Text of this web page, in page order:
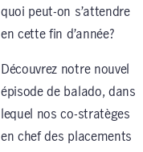
quoi peut-on s’attendre
en cette fin d’année?
Découvrez notre nouvel
épisode de balado, dans
lequel nos co-stratèges
en chef des placements